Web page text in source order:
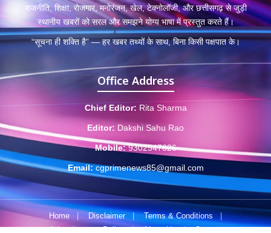
राजनीति, शिक्षा, रोजगार, मनोरंजन, खेल, टेक्नोलॉजी, और छत्तीसगढ़ से जुड़ी
स्थानीय खबरों को सरल और समझने योग्य भाषा में प्रस्तुत करते हैं।
“सूचना ही शक्ति है” — हर खबर तथ्यों के साथ, बिना किसी पक्षपात के।
Office Address
Chief Editor: Rita Sharma
Editor: Dakshi Sahu Rao
Mobile: 9302547826
Email: cgprimenews85@gmail.com
Home Disclaimer Terms & Conditions
|
Advertisement Policy
| About Us | Contact